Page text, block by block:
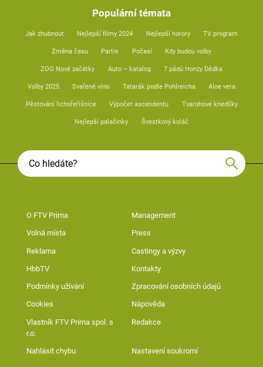
Populární témata
Jak zhubnout Nejlepší filmy 2024 Nejlepší horory TV program
Změna času Partie Počasí Kdy budou volby
ZOO Nové začátky Auto – katalog 7 pádů Honzy Dědka
Volby 2025 Svařené víno Tatarák podle Pohlreicha Aloe vera
Pěstování lichořeřišnice Výpočet ascendentu Tvarohové knedlíky
Nejlepší palačinky Švestkový koláč
O FTV Prima Management
Volná místa Press
Reklama Castingy a výzvy
HbbTV Kontakty
Podmínky užívání Zpracování osobních údajů
Cookies Nápověda
Vlastník FTV Prima spol. s
r.o.
Redakce
Nahlásit chybu Nastavení soukromí